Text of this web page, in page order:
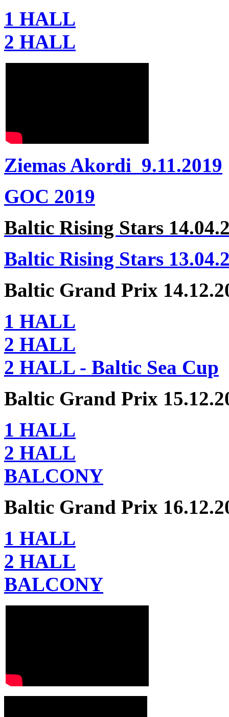
1 HALL
2 HALL
Ziemas Akordi 9.11.2019
GOC 2019
Baltic Rising Stars
Baltic Rising Stars
Baltic Grand Prix
1 HALL
2 HALL
2 HALL - Baltic Sea Cup
Baltic Grand Prix
1 HALL
2 HALL
BALCONY
Baltic Grand Prix
1 HALL
2 HALL
BALCONY